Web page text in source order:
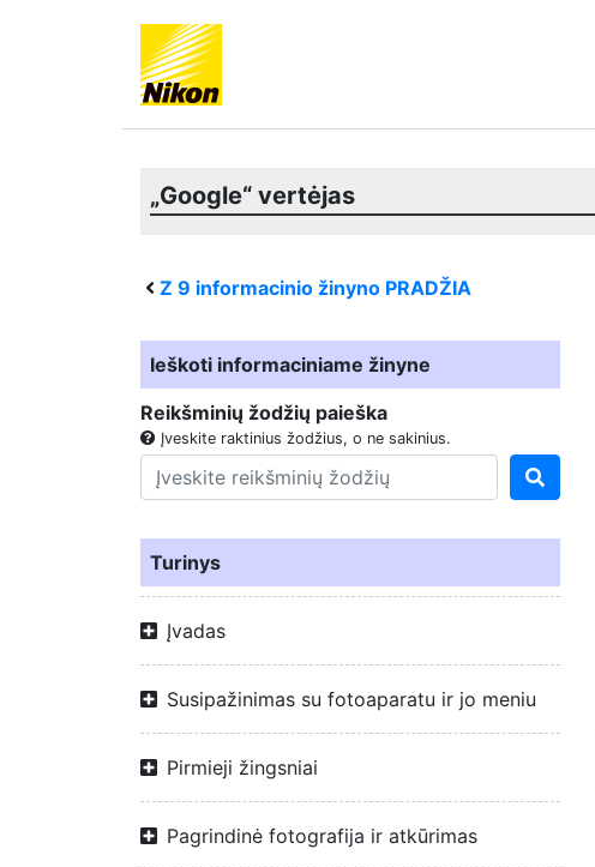
„Google“ vertėjas
Z 9 informacinio žinyno PRADŽIA
Ieškoti informaciniame žinyne
Reikšminių žodžių paieška
Įveskite raktinius žodžius, o ne sakinius.
Turinys
Įvadas
Susipažinimas su fotoaparatu ir jo meniu
Pirmieji žingsniai
Pagrindinė fotografija ir atkūrimas